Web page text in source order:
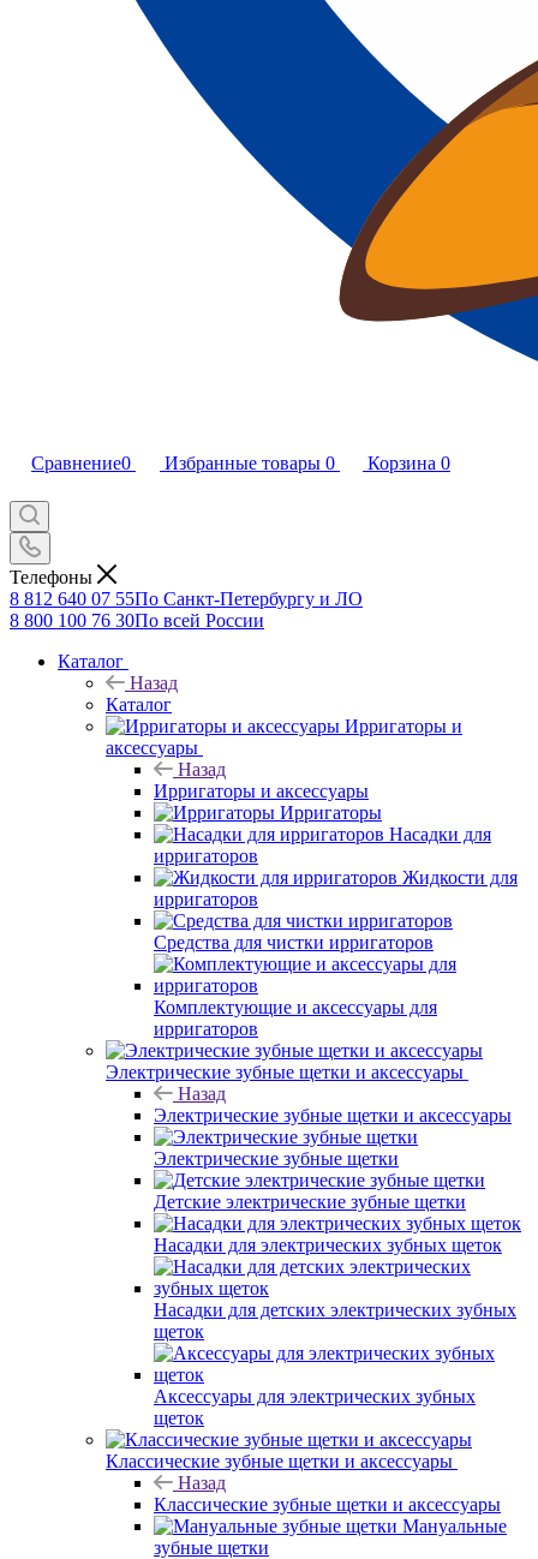
Сравнение0 Избранные товары 0 Корзина 0
Телефоны
8 812 640 07 55По Санкт-Петербургу и ЛО
8 800 100 76 30По всей России
Каталог
Назад
Каталог
Ирригаторы и
аксессуары
Назад
Ирригаторы и аксессуары
Ирригаторы
Насадки для
ирригаторов
Жидкости для
ирригаторов
Средства для чистки ирригаторов
Комплектующие и аксессуары для
ирригаторов
Электрические зубные щетки и аксессуары
Назад
Электрические зубные щетки и аксессуары
Электрические зубные щетки
Детские электрические зубные щетки
Насадки для электрических зубных щеток
Насадки для детских электрических зубных
щеток
Аксессуары для электрических зубных
щеток
Классические зубные щетки и аксессуары
Назад
Классические зубные щетки и аксессуары
Мануальные
зубные щетки